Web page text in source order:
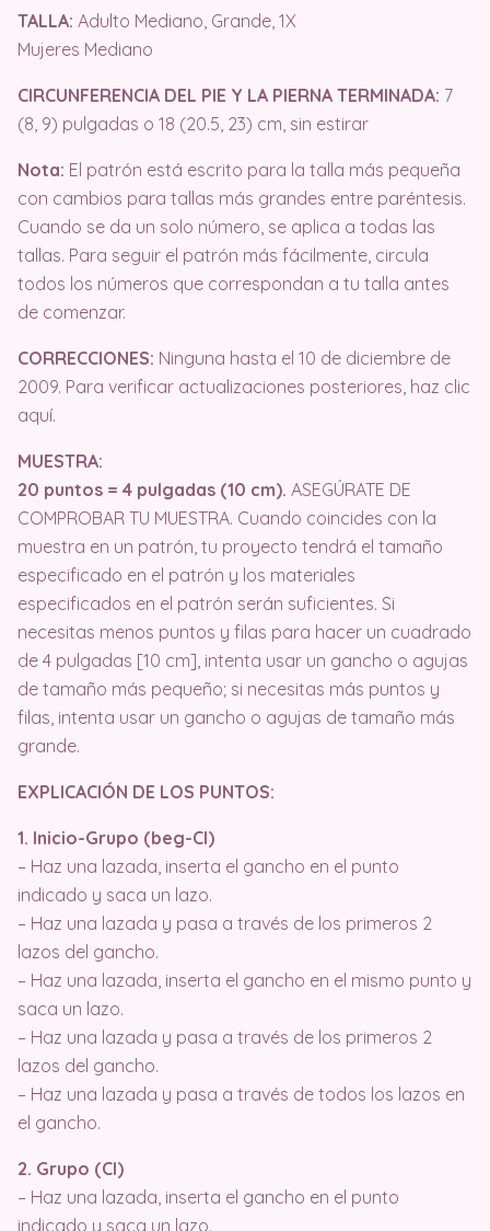
TALLA: Adulto Mediano, Grande, 1X
Mujeres Mediano
CIRCUNFERENCIA DEL PIE Y LA PIERNA TERMINADA: 7
(8, 9) pulgadas o 18 (20.5, 23) cm, sin estirar
Nota: El patrón está escrito para la talla más pequeña
con cambios para tallas más grandes entre paréntesis.
Cuando se da un solo número, se aplica a todas las
tallas. Para seguir el patrón más fácilmente, circula
todos los números que correspondan a tu talla antes
de comenzar.
CORRECCIONES: Ninguna hasta el 10 de diciembre de
2009. Para verificar actualizaciones posteriores, haz clic
aquí.
MUESTRA:
20 puntos = 4 pulgadas (10 cm). ASEGÚRATE DE
COMPROBAR TU MUESTRA. Cuando coincides con la
muestra en un patrón, tu proyecto tendrá el tamaño
especificado en el patrón y los materiales
especificados en el patrón serán suficientes. Si
necesitas menos puntos y filas para hacer un cuadrado
de 4 pulgadas [10 cm], intenta usar un gancho o agujas
de tamaño más pequeño; si necesitas más puntos y
filas, intenta usar un gancho o agujas de tamaño más
grande.
EXPLICACIÓN DE LOS PUNTOS:
1. Inicio-Grupo (beg-Cl)
– Haz una lazada, inserta el gancho en el punto
indicado y saca un lazo.
– Haz una lazada y pasa a través de los primeros 2
lazos del gancho.
– Haz una lazada, inserta el gancho en el mismo punto y
saca un lazo.
– Haz una lazada y pasa a través de los primeros 2
lazos del gancho.
– Haz una lazada y pasa a través de todos los lazos en
el gancho.
2. Grupo (Cl)
– Haz una lazada, inserta el gancho en el punto
indicado y saca un lazo.